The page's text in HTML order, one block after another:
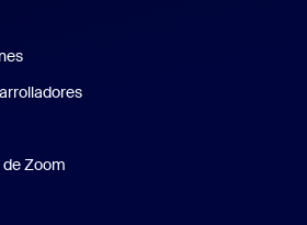
Zoom